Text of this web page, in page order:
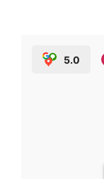
5.0